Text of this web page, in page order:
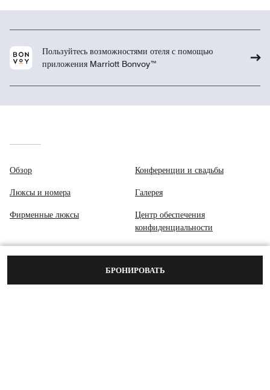
БРОНИРОВАТЬ
Пользуйтесь возможностями отеля с помощью
приложения Marriott Bonvoy™
Обзор
Люксы и номера
Фирменные люксы
Конференции и свадьбы
Галерея
Центр обеспечения
конфиденциальности